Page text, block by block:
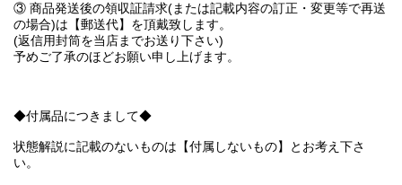
③ 商品発送後の領収証請求(または記載内容の訂正・変更等で再送
の場合)は【郵送代】を頂戴致します。
(返信用封筒を当店までお送り下さい)
予めご了承のほどお願い申し上げます。
◆付属品につきまして◆
状態解説に記載のないものは【付属しないもの】とお考え下さ
い。